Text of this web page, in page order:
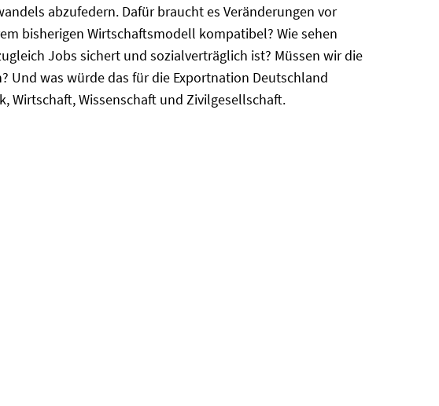
abzufedern. Dafür braucht es Veränderungen vor
bisherigen Wirtschaftsmodell kompatibel? Wie sehen
Jobs sichert und sozialverträglich ist? Müssen wir die
Und was würde das für die Export­nation Deutschland
Wirtschaft, Wissenschaft und Zivilgesellschaft.